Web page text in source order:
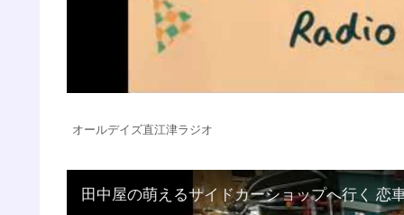
オールデイズ直江津ラジオ
田中屋の萌えるサイドカーショップへ行く 恋